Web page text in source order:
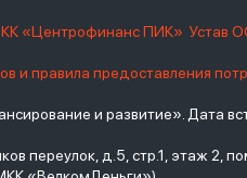
«Центрофинанс ПИК» Устав
и правила предоставления
и развитие». Дата
переулок, д.5, стр.1, этаж 2,